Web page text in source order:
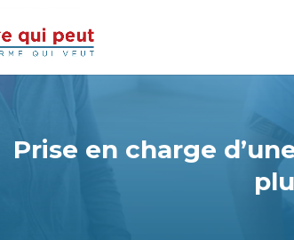
Prise en charge